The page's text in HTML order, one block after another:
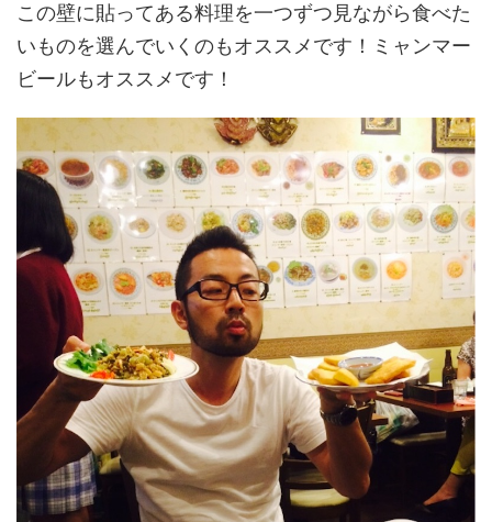
この壁に貼ってある料理を一つずつ見ながら食べた
いものを選んでいくのもオススメです！ミャンマー
ビールもオススメです！